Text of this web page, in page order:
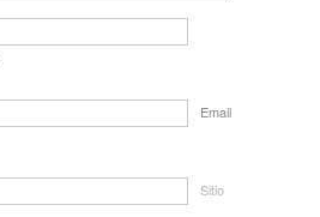
Email
Sitio